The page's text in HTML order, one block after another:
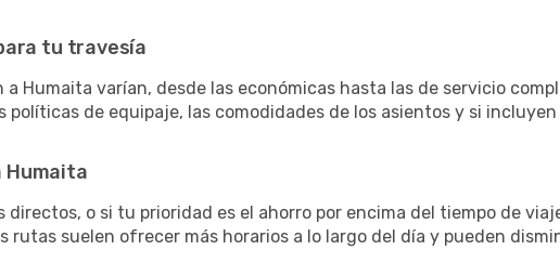
tu travesía
a Humaita varían, desde las económicas hasta las de servicio
políticas de equipaje, las comodidades de los asientos y si
Humaita
o si tu prioridad es el ahorro por encima del tiempo de
rutas suelen ofrecer más horarios a lo largo del día y pueden